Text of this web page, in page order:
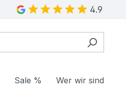
4.9
Sale % Wer wir sind